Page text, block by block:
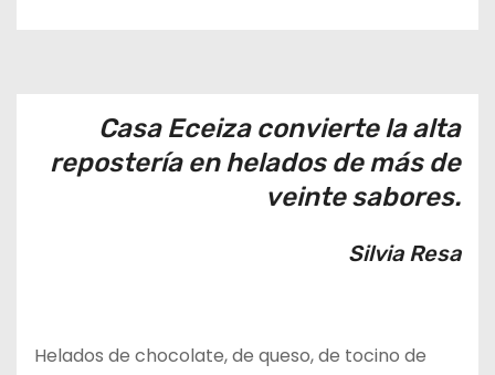
Casa Eceiza convierte la alta
repostería en helados de más de
veinte sabores.
Silvia Resa
Helados de chocolate, de queso, de tocino de